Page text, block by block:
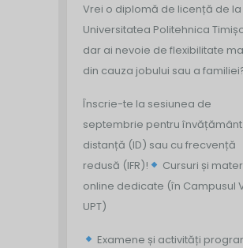
Vrei o diplomă de licență de la
Universitatea Politehnica
dar ai nevoie de flexibilitate
din cauza jobului sau a
Înscrie-te la sesiunea de
septembrie pentru
distanță (ID) sau cu frecvență
redusă (IFR)!
Cursuri și
online dedicate (în Campusul
UPT)
Examene și activități